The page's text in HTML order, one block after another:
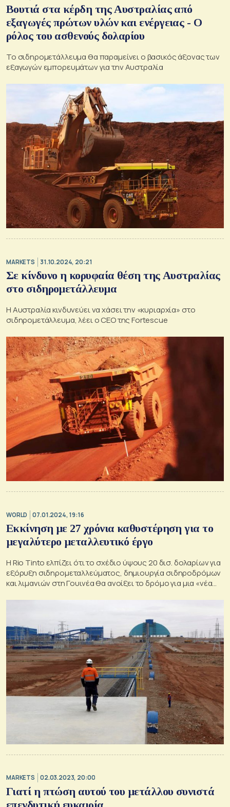
Βουτιά στα κέρδη της Αυστραλίας από
εξαγωγές πρώτων υλών και ενέργειας - Ο
ρόλος του ασθενούς δολαρίου
Το σιδηρομετάλλευμα θα παραμείνει ο βασικός άξονας των
εξαγωγών εμπορευμάτων για την Αυστραλία
MARKETS 31.10.2024, 20:21
Σε κίνδυνο η κορυφαία θέση της Αυστραλίας
στο σιδηρομετάλλευμα
H Αυστραλία κινδυνεύει να χάσει την «κυριαρχία» στο
σιδηρομετάλλευμα, λέει ο CEO της Fortescue
WORLD 07.01.2024, 19:16
Εκκίνηση με 27 χρόνια καθυστέρηση για το
μεγαλύτερο μεταλλευτικό έργο
Η Rio Tinto ελπίζει ότι το σχέδιο ύψους 20 δισ. δολαρίων για
εξόρυξη σιδηρομεταλλεύματος, δημιουργία σιδηροδρόμων
και λιμανιών στη Γουινέα θα ανοίξει το δρόμο για μια «νέα
MARKETS 02.03.2023, 20:00
Γιατί η πτώση αυτού του μετάλλου συνιστά